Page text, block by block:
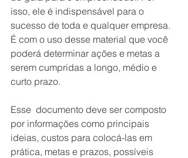
isso, ele é indispensável para o
sucesso de toda e qualquer empresa.
É com o uso desse material que você
poderá determinar ações e metas a
serem cumpridas a longo, médio e
curto prazo.
Esse  documento deve ser composto
por informações como principais
ideias, custos para colocá-las em
prática, metas e prazos, possíveis